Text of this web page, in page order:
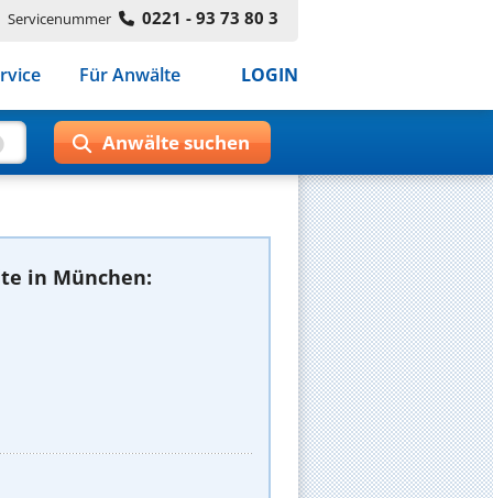
Servicenummer 0221 - 93 73 80 3
Für Anwälte LOGIN
in München: